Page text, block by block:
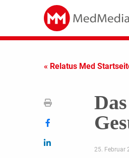
« Relatus Med
25. Februar